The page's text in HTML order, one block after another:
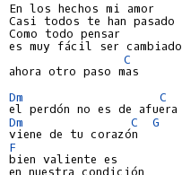
En los hechos mi amor
Casi todos te han pasado
Como todo pensar
es muy fácil ser cambiado
C
ahora otro paso mas
Dm
C
Dm
C
G
F
bien valiente es